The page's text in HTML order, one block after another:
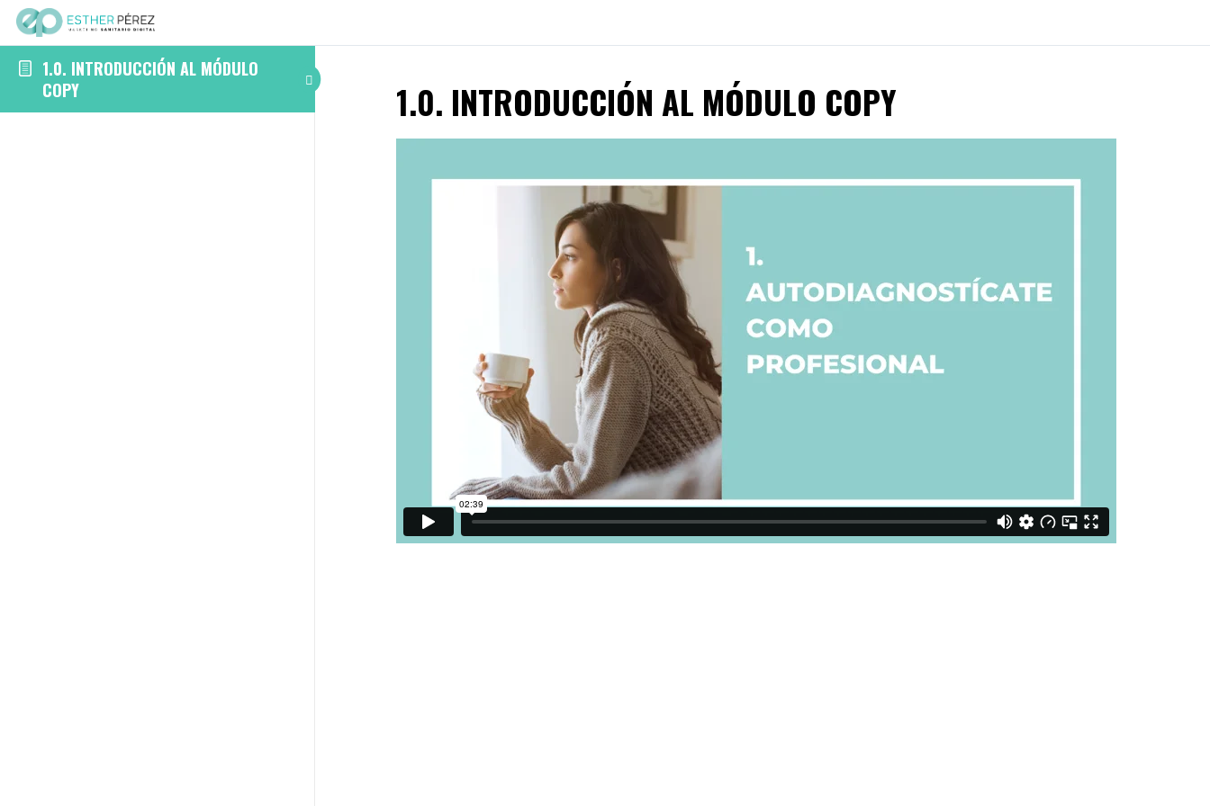
1.0. INTRODUCCIÓN AL MÓDULO
COPY
1.0. INTRODUCCIÓN AL MÓDULO COPY